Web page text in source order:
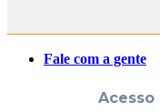
Fale com a gente
Acesso